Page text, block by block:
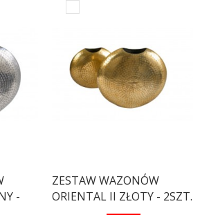
-
ZESTAW WAZONÓW
ORIENTAL II ZŁOTY - 2SZT.